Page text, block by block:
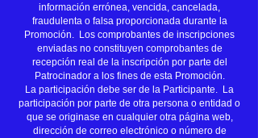
información errónea, vencida, cancelada,
fraudulenta o falsa proporcionada durante la
Promoción. Los comprobantes de inscripciones
enviadas no constituyen comprobantes de
recepción real de la inscripción por parte del
Patrocinador a los fines de esta Promoción.
La participación debe ser de la Participante. La
participación por parte de otra persona o entidad o
que se originase en cualquier otra página web,
dirección de correo electrónico o número de